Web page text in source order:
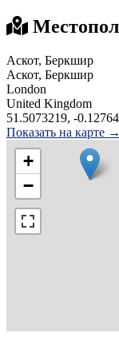
Аскот, Беркшир
Аскот, Беркшир
London
United Kingdom
51.5073219, -
Показать на карте →
+
−